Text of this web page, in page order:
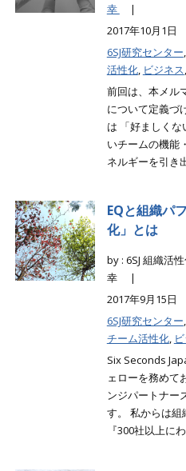
幸
|
2017年10月1
6SJ研究センター,
活性化, ビジネス,
前回は、本メル
について定義づ
は 「好ましく
いチームの機能
ネルギーを引き
EQと組織パ
化」とは
by : 6SJ 組織活
幸 |
2017年9月15
6SJ研究センター,
チーム活性化,
Six Seconds
ェローを務めて
ンジパートナー
す。 私からは組
『300社以上に